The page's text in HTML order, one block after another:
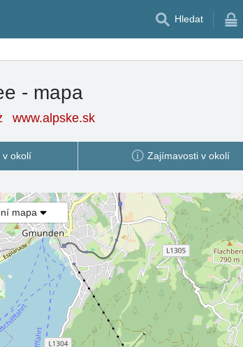
Hledat
- mapa
www.alpske.sk
v okolí Zajímavosti v okolí
mapa